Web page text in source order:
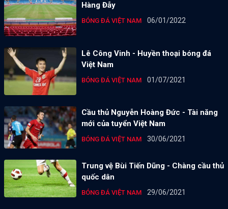
Hàng Đẫy
BÓNG ĐÁ VIỆT NAM 06/01/2022
Lê Công Vinh - Huyền thoại bóng đá
Việt Nam
BÓNG ĐÁ VIỆT NAM 01/07/2021
Cầu thủ Nguyễn Hoàng Đức - Tài năng
mới của tuyển Việt Nam
BÓNG ĐÁ VIỆT NAM 30/06/2021
Trung vệ Bùi Tiến Dũng - Chàng cầu thủ
quốc dân
BÓNG ĐÁ VIỆT NAM 29/06/2021